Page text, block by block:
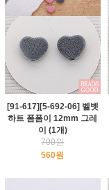
[91-617][5-692-06] 벨벳
하트 폼폼이 12mm 그레
이 (1개)
700원
560원